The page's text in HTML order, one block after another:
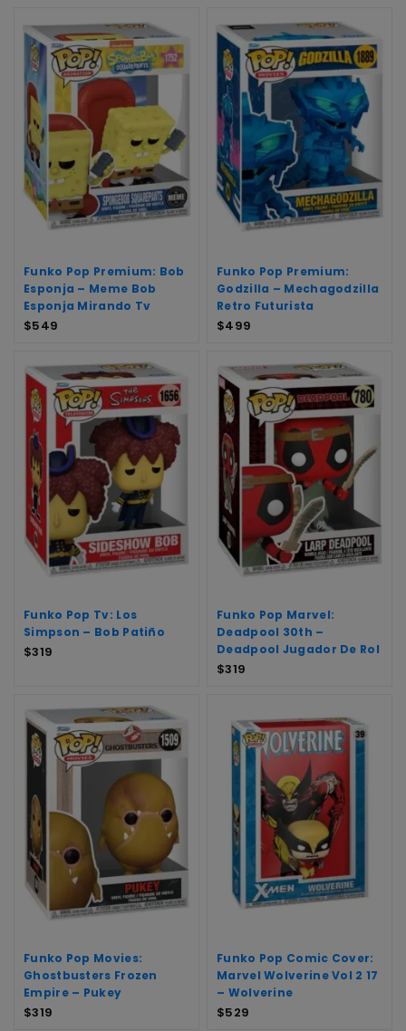
Funko Pop Premium: Bob
Esponja – Meme Bob
Esponja Mirando Tv
$549
Funko Pop Premium:
Godzilla – Mechagodzilla
Retro Futurista
$499
Funko Pop Tv: Los
Simpson – Bob Patiño
$319
Funko Pop Marvel:
Deadpool 30th –
Deadpool Jugador De Rol
$319
Funko Pop Movies:
Ghostbusters Frozen
Empire – Pukey
$319
Funko Pop Comic Cover:
Marvel Wolverine Vol 2 17
– Wolverine
$529